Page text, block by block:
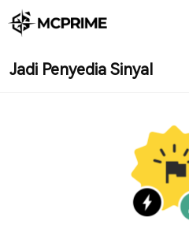
Jadi Penyedia Sinyal